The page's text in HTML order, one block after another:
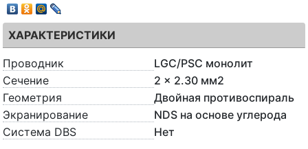
ХАРАКТЕРИСТИКИ
Проводник
LGC/PSC монолит
Сечение
2 x 2.30 мм2
Геометрия
Двойная противоспираль
Экранирование
NDS на основе углерода
Система DBS
Нет